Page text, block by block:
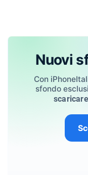
Nuovi
Con
sfondo
scaricare